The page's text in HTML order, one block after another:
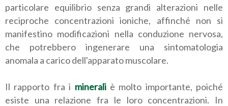
particolare equilibrio senza grandi alterazioni nelle
reciproche concentrazioni ioniche, affinché non si
manifestino modificazioni nella conduzione nervosa,
che potrebbero ingenerare una sintomatologia
anomala a carico dell'apparato muscolare.
Il rapporto fra i mineraliè molto importante, poiché
esiste una relazione fra le loro concentrazioni. In